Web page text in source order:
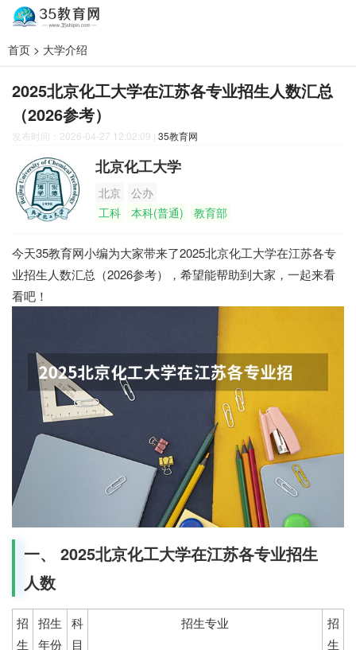
首页 > 大学介绍
2025北京化工大学在江苏各专业招生人数汇总
（2026参考）
发布时间：2026-04-27 12:02:09 | 35教育网
北京化工大学
北京
公办
工科
本科(普通) 教育部
今天35教育网小编为大家带来了2025北京化工大学在江苏各专
业招生人数汇总（2026参考），希望能帮助到大家，一起来看
看吧！
一、 2025北京化工大学在江苏各专业招生
人数
招
生
招生
年份
科
目
招生专业
招
生